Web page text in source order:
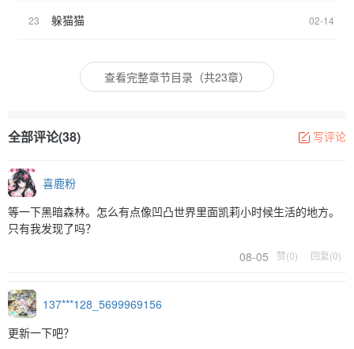
23 躲猫猫 02-14
查看完整章节目录（共23章）
全部评论(38) 写评论
喜鹿粉
等一下黑暗森林。怎么有点像凹凸世界里面凯莉小时候生活的地方。
只有我发现了吗？
08-05
赞(0) 回复(0)
137***128_5699969156
更新一下吧？